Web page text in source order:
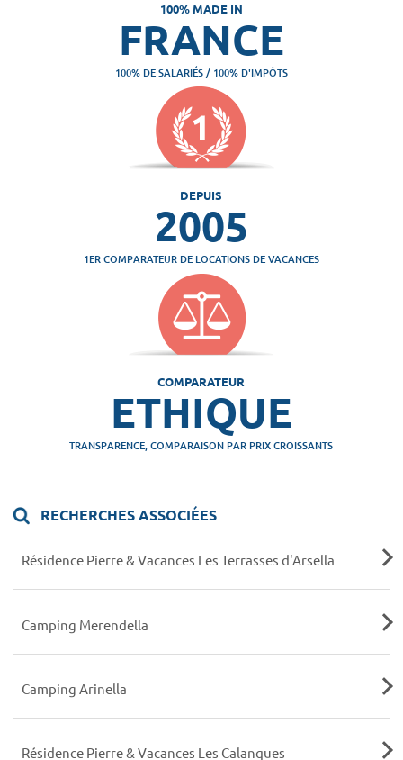
100% MADE IN
FRANCE
100% DE SALARIÉS / 100% D'IMPÔTS
DEPUIS
2005
1ER COMPARATEUR DE LOCATIONS DE VACANCES
COMPARATEUR
ETHIQUE
TRANSPARENCE, COMPARAISON PAR PRIX CROISSANTS
RECHERCHES ASSOCIÉES
Résidence Pierre & Vacances Les Terrasses d'Arsella
Camping Merendella
Camping Arinella
Résidence Pierre & Vacances Les Calanques